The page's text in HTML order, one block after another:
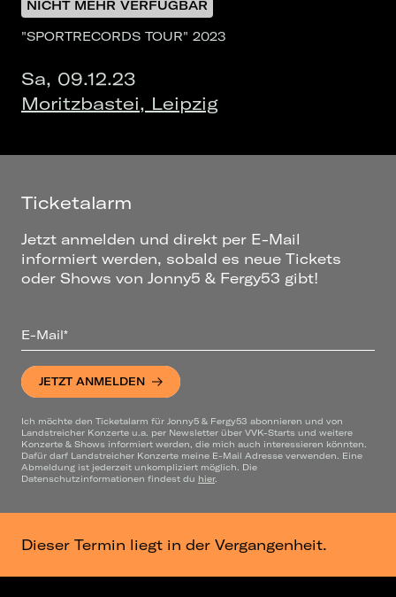
NICHT MEHR VERFÜGBAR
"SPORTRECORDS TOUR" 2023
Sa, 09.12.23
Moritzbastei, Leipzig
Ticketalarm
Jetzt anmelden und direkt per E-Mail
informiert werden, sobald es neue Tickets
oder Shows von Jonny5 & Fergy53 gibt!
E-Mail*
JETZT ANMELDEN
Ich möchte den Ticketalarm für Jonny5 & Fergy53 abonnieren und von
Landstreicher Konzerte u.a. per Newsletter über VVK-Starts und weitere
Konzerte & Shows informiert werden, die mich auch interessieren könnten.
Dafür darf Landstreicher Konzerte meine E-Mail Adresse verwenden. Eine
Abmeldung ist jederzeit unkompliziert möglich. Die
Datenschutzinformationen findest du hier.
Dieser Termin liegt in der Vergangenheit.